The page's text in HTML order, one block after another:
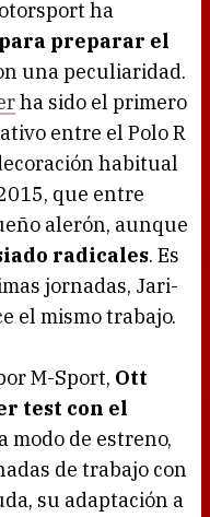
ha
preparar el
una peculiaridad.
ha sido el primero
entre el Polo R
habitual
que entre
alerón, aunque
radicales. Es
jornadas, Jari-
el mismo trabajo.
M-Sport, Ott
test con el
modo de estreno,
de trabajo con
su adaptación a